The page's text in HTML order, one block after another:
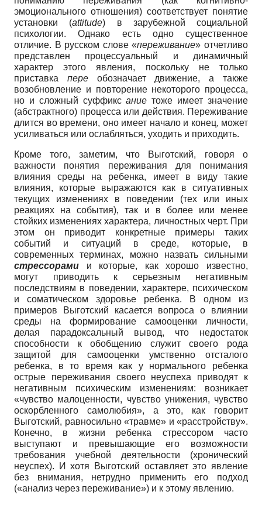
эмоционального отношения) соответствует понятие
установки (attitude) в зарубежной социальной
психологии. Однако есть одно существенное
отличие. В русском слове «переживание» отчетливо
представлен процессуальный и динамичный
характер этого явления, поскольку не только
приставка переобозначает движение, а также
возобновление и повторение некоторого процесса,
но и сложный суффиксание тоже имеет значение
(абстрактного) процесса или действия. Переживание
длится во времени, оно имеет начало и конец, может
усиливаться или ослабляться, уходить и приходить.
Кроме того, заметим, что Выготский, говоря о
важности понятия переживания для понимания
влияния среды на ребенка, имеет в виду такие
влияния, которые выражаются как в ситуативных
текущих изменениях в поведении (тех или иных
реакциях на события), так и в более или менее
стойких изменениях характера, личностных черт. При
этом он приводит конкретные примеры таких
событий и ситуаций в среде, которые, в
современных терминах, можно назвать сильными
стрессорами и которые, как хорошо известно,
могут приводить к серьезным негативным
последствиям в поведении, характере, психическом
и соматическом здоровье ребенка. В одном из
примеров Выготский касается вопроса о влиянии
среды на формирование самооценки личности,
делая парадоксальный вывод, что недостаток
способности к обобщению служит своего рода
защитой для самооценки умственно отсталого
ребенка, в то время как у нормального ребенка
острые переживания своего неуспеха приводят к
негативным психическим изменениям: возникает
«чувство малоценности, чувство унижения, чувство
оскорбленного самолюбия», а это, как говорит
Выготский, равносильно «травме» и «расстройству».
Конечно, в жизни ребенка стрессором часто
выступают и превышающие его возможности
требования учебной деятельности (хронический
неуспех). И хотя Выготский оставляет это явление
без внимания, нетрудно применить его подход
(«анализ через переживание») и к этому явлению.